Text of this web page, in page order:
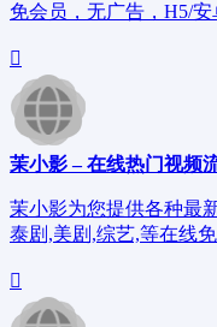
免会员，无广告，H5/安
茉小影 – 在线热门视频
茉小影为您提供各种最
泰剧,美剧,综艺,等在线